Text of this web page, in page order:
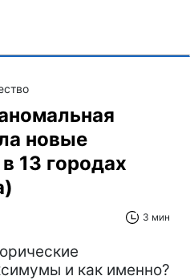
новые
13 городах
3 мин
и как именно?